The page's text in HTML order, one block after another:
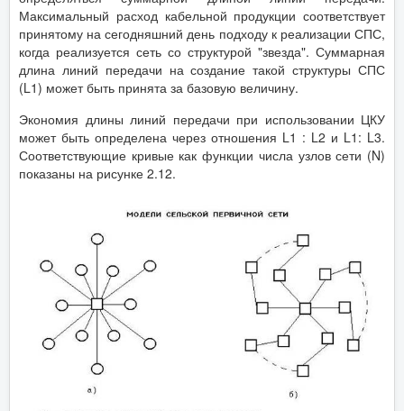
Максимальный расход кабельной продукции соответствует
принятому на сегодняшний день подходу к реализации СПС,
когда реализуется сеть со структурой "звезда". Суммарная
длина линий передачи на создание такой структуры СПС
(L1) может быть принята за базовую величину.
Экономия длины линий передачи при использовании ЦКУ
может быть определена через отношения L1 : L2 и L1: L3.
Соответствующие кривые как функции числа узлов сети (N)
показаны на рисунке 2.12.